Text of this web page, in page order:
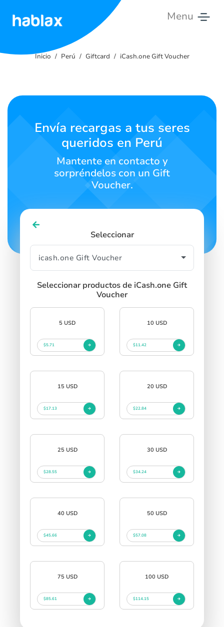
Menu
Tarifas
Contáctanos
Inicio Perú Giftcard iCash.one Gift Voucher
Envía recargas a tus seres
queridos en Perú
Mantente en contacto y
sorpréndelos con un Gift
Voucher.
Seleccionar
Seleccionar productos de iCash.one Gift
Voucher
5 USD
$5.71
10 USD
$11.42
15 USD
$17.13
20 USD
$22.84
25 USD
$28.55
30 USD
$34.24
40 USD
$45.66
50 USD
$57.08
75 USD
$85.61
100 USD
$114.15